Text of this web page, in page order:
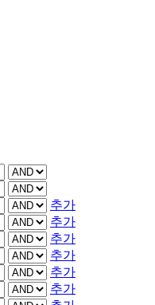
추가
추가
추가
추가
추가
추가